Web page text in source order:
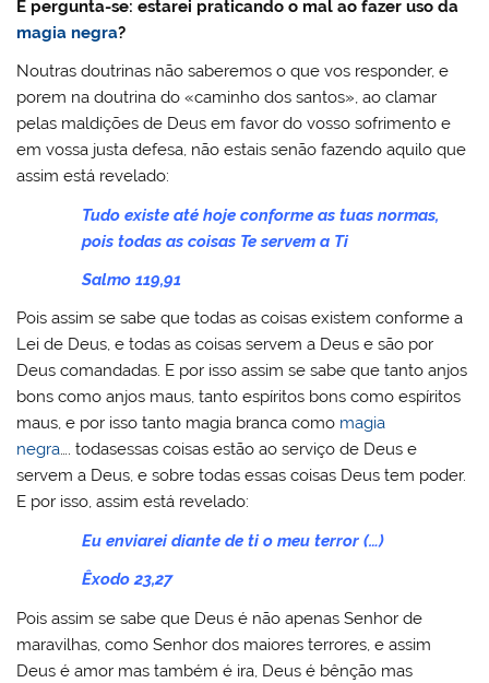
E pergunta-se: estarei praticando o mal ao fazer uso da
magia negra?
Noutras doutrinas não saberemos o que vos responder, e
porem na doutrina do «caminho dos santos», ao clamar
pelas maldições de Deus em favor do vosso sofrimento e
em vossa justa defesa, não estais senão fazendo aquilo que
assim está revelado:
Tudo existe até hoje conforme as tuas normas,
pois todas as coisas Te servem a Ti
Salmo 119,91
Pois assim se sabe que todas as coisas existem conforme a
Lei de Deus, e todas as coisas servem a Deus e são por
Deus comandadas. E por isso assim se sabe que tanto anjos
bons como anjos maus, tanto espíritos bons como espíritos
maus, e por isso tanto magia branca como magia
negra…. todasessas coisas estão ao serviço de Deus e
servem a Deus, e sobre todas essas coisas Deus tem poder.
E por isso, assim está revelado:
Eu enviarei diante de ti o meu terror (…)
Êxodo 23,27
Pois assim se sabe que Deus é não apenas Senhor de
maravilhas, como Senhor dos maiores terrores, e assim
Deus é amor mas também é ira, Deus é bênção mas